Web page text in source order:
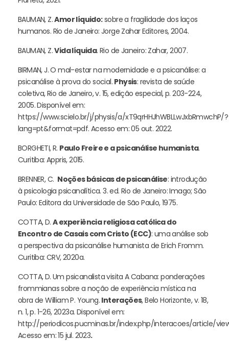
BAUMAN, Z.Amor líquido:sobre a fragilidade dos laços
humanos. Rio de Janeiro: Jorge Zahar Editores, 2004.
BAUMAN, Z.Vida líquida. Rio de Janeiro: Zahar, 2007.
BIRMAN, J. O mal-estar na modernidade e a psicanálise: a
psicanálise à prova do social. Physis: revista de saúde
coletiva, Rio de Janeiro, v. 15, edição especial, p. 203-224,
2005. Disponível em:
https://www.scielo.br/j/physis/a/xT9qrHHJhWBLLwJxbRmwchP/?
lang=pt&format=pdf. Acesso em: 05 out. 2022.
BORGHETI, R. Paulo Freire e a psicanálise humanista.
Curitiba: Appris, 2015.
BRENNER, C. Noções básicas de psicanálise: introdução
à psicologia psicanalítica. 3. ed. Rio de Janeiro: Imago; São
Paulo: Editora da Universidade de São Paulo, 1975.
COTTA, D. A experiência religiosa católica do
Encontro de Casais com Cristo (ECC): uma análise sob
a perspectiva da psicanálise humanista de Erich Fromm.
Curitiba: CRV, 2020a.
COTTA, D. Um psicanalista visita A Cabana: ponderações
frommianas sobre a noção de experiência mística na
obra de William P. Young. Interações, Belo Horizonte, v. 18,
n. 1, p. 1-26, 2023a. Disponível em:
http://periodicos.pucminas.br/index.php/interacoes/article/
Acesso em: 15 jul. 2023.